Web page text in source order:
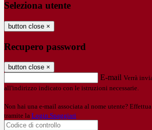
Seleziona utente
button close ×
Recupero password
button close ×
E-mail Verrà
all'indirizzo indicato con le istruzioni necessarie.
Non hai una e-mail associata al nome utente?
tramite la Login Spaggiari